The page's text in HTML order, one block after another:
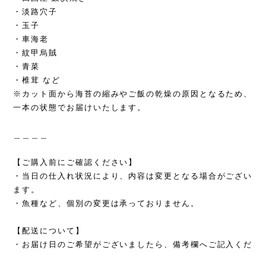
・淡路穴子
・玉子
・車海老
・紋甲烏賊
・青菜
・椎茸 など
※カット面から海苔の縮みやご飯の乾燥の原因となるため、
一本の状態でお届けいたします。
【ご購入前にご確認ください】
・当日の仕入れ状況により、内容は変更となる場合がござい
ます。
・魚種など、個別の変更は承っておりません。
【配送について】
・お届け日のご希望がございましたら、備考欄へご記入くだ